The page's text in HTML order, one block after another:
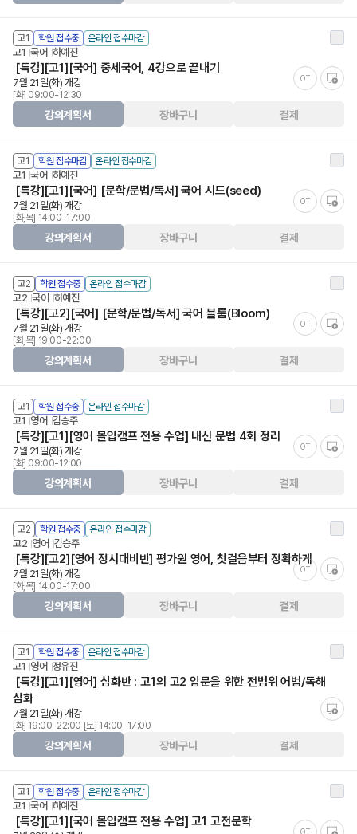
고1 학원 접수중 온라인 접수마감
고1 국어 하예진
[특강][고1][국어] 중세국어, 4강으로 끝내기
OT
7월 21일(화) 개강
[화] 09:00-12:30
강의계획서 장바구니 결제
고1 학원 접수마감 온라인 접수마감
고1 국어 하예진
[특강][고1][국어] [문학/문법/독서] 국어 시드(seed)
OT
7월 21일(화) 개강
[화,목] 14:00-17:00
강의계획서 장바구니 결제
고2 학원 접수중 온라인 접수마감
고2 국어 하예진
[특강][고2][국어] [문학/문법/독서] 국어 블룸(Bloom)
OT
7월 21일(화) 개강
[화,목] 19:00-22:00
강의계획서 장바구니 결제
고1 학원 접수중 온라인 접수마감
고1 영어 김승주
[특강][고1][영어 몰입캠프 전용 수업] 내신 문법 4회 정리
OT
7월 21일(화) 개강
[화] 09:00-12:00
강의계획서 장바구니 결제
고2 학원 접수중 온라인 접수마감
고2 영어 김승주
[특강][고2][영어 정시대비반] 평가원 영어, 첫걸음부터 정확하게
OT
7월 21일(화) 개강
[화,목] 14:00-17:00
강의계획서 장바구니 결제
고1 학원 접수중 온라인 접수마감
고1 영어 정유진
[특강][고1][영어] 심화반 : 고1의 고2 입문을 위한 전범위 어법/독해
심화
7월 21일(화) 개강
[화] 19:00-22:00 [토] 14:00-17:00
강의계획서 장바구니 결제
고1 학원 접수중 온라인 접수마감
고1 국어 하예진
[특강][고1][국어 몰입캠프 전용 수업] 고1 고전문학
OT